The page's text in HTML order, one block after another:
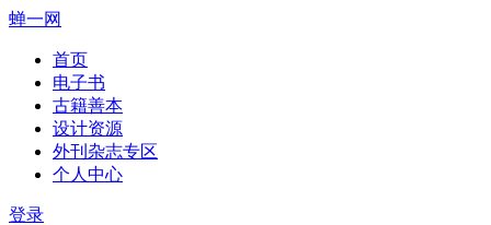
蝉一网
首页
电子书
古籍善本
设计资源
外刊杂志专区
个人中心
登录